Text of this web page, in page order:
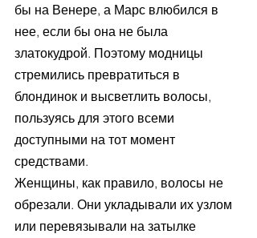
бы на Венере, а Марс влюбился в
нее, если бы она не была
златокудрой. Поэтому модницы
стремились превратиться в
блондинок и высветлить волосы,
пользуясь для этого всеми
доступными на тот момент
средствами.
Женщины, как правило, волосы не
обрезали. Они укладывали их узлом
или перевязывали на затылке